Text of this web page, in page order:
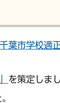
千葉市学校適
を策定しまし